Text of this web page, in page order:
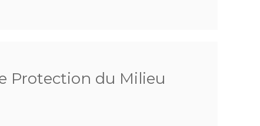
Protection du Milieu